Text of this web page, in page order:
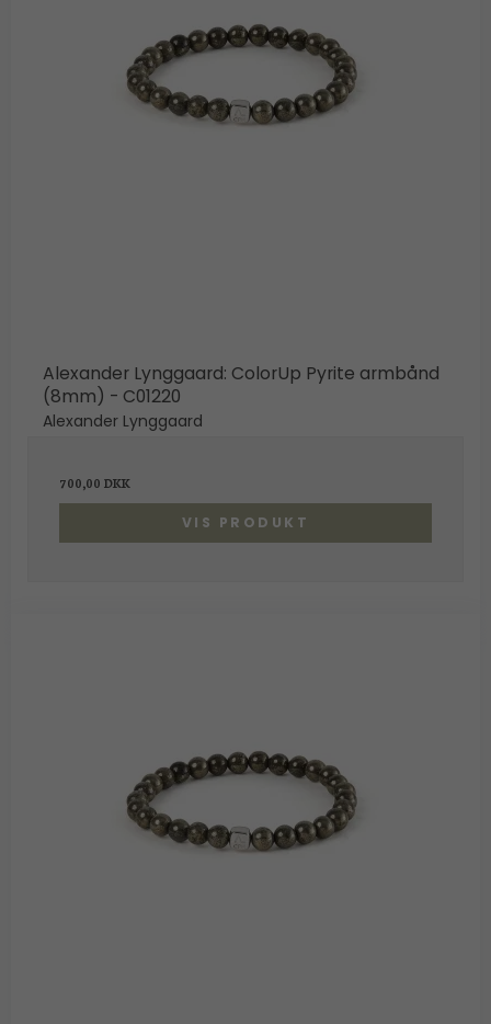
Alexander Lynggaard: ColorUp Pyrite armbånd
(8mm) - C01220
Alexander Lynggaard
700,00 DKK
VIS PRODUKT